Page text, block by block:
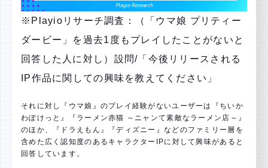
※Playioリサーチ調査：（「ウマ娘 プリティー
ダービー」を過去1度もプレイしたことがないと
回答した人に対し）設問/「今後リリースされる
IP作品に関しての興味を教えてください」
それに対し『ウマ娘』のプレイ経験がないユーザーは『ちいか
わぽけっと』『ラーメン赤猫 ～ニャンて素敵なラーメン店～』
のほか、『ドラえもん』『ディズニー』などのファミリー層を
含めた広く認知度のあるキャラクターIPに対して興味があると
回答しています。